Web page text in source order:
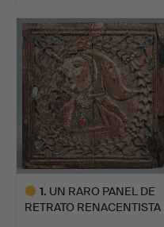
1. UN RARO PANEL DE
RETRATO RENACENTISTA